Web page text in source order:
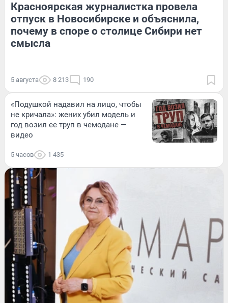
Красноярская журналистка провела
отпуск в Новосибирске и объяснила,
почему в споре о столице Сибири нет
смысла
5 августа 8 213 190
«Подушкой надавил на лицо, чтобы
не кричала»: жених убил модель и
год возил ее труп в чемодане —
видео
5 часов 1 435